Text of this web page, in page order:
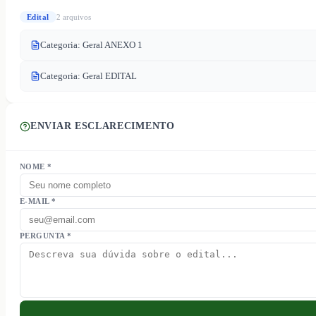
Edital 2 arquivos
Categoria: Geral ANEXO 1
Categoria: Geral EDITAL
ENVIAR ESCLARECIMENTO
NOME *
E-MAIL *
PERGUNTA *